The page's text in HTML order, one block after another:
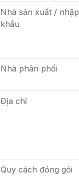
Nhà sản xuất / nhập
khẩu
Nhà phân phối
Địa chỉ
Quy cách đóng gói